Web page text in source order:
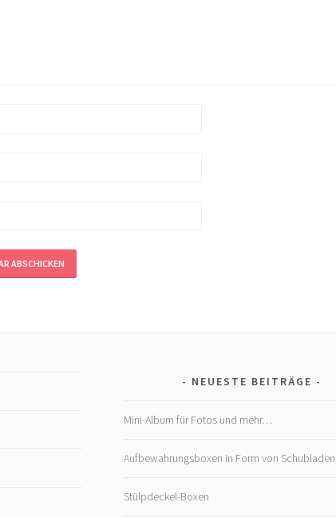
NEUESTE BEITRÄGE
Mini-Album für Fotos und mehr…
Aufbewahrungsboxen in Form von Schubladen
Stülpdeckel-Boxen